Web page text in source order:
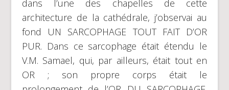
dans l’une des chapelles de cette
architecture de la cathédrale, j’observai au
fond UN SARCOPHAGE TOUT FAIT D’OR
PUR. Dans ce sarcophage était étendu le
V.M. Samael, qui, par ailleurs, était tout en
OR ; son propre corps était le